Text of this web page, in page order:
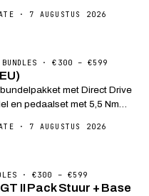
DD bundle voor PC-
· 7 AUGUSTUS 2026
BUNDLES · €300 – €599
met Direct Drive
en pedaalset met 5,5 Nm
racingervaring.
· 7 AUGUSTUS 2026
· €300 – €599
II Pack Stuur + Base